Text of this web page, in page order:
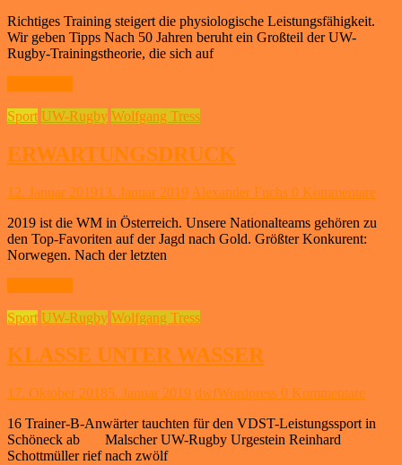
Richtiges Training steigert die physiologische Leistungsfähigkeit.
Wir geben Tipps Nach 50 Jahren beruht ein Großteil der UW-
Rugby-Trainingstheorie, die sich auf
Sport UW-Rugby Wolfgang Tress
ERWARTUNGSDRUCK
12. Januar 201913. Januar 2019 Alexander Fuchs 0 Kommentare
2019 ist die WM in Österreich. Unsere Nationalteams gehören zu
den Top-Favoriten auf der Jagd nach Gold. Größter Konkurent:
Norwegen. Nach der letzten
Sport UW-Rugby Wolfgang Tress
KLASSE UNTER WASSER
17. Oktober 20185. Januar 2019 dwfWordpress 0 Kommentare
16 Trainer-B-Anwärter tauchten für den VDST-Leistungssport in
Schöneck ab Malscher UW-Rugby Urgestein Reinhard
Schottmüller rief nach zwölf